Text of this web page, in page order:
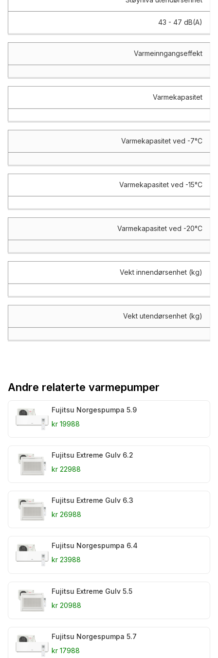
43 - 47 dB(A)
Varmeinngangseffekt
Varmekapasitet
Varmekapasitet ved -7°C
Varmekapasitet ved -15°C
Varmekapasitet ved -20°C
Vekt innendørsenhet (kg)
Vekt utendørsenhet (kg)
Andre relaterte varmepumper
Fujitsu Norgespumpa 5.9
kr 19988
Fujitsu Extreme Gulv 6.2
kr 22988
Fujitsu Extreme Gulv 6.3
kr 26988
Fujitsu Norgespumpa 6.4
kr 23988
Fujitsu Extreme Gulv 5.5
kr 20988
Fujitsu Norgespumpa 5.7
kr 17988